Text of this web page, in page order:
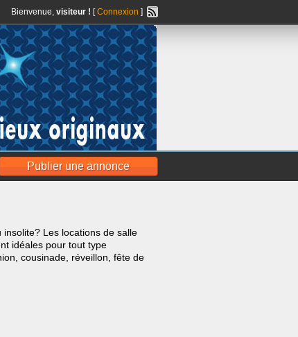
Bienvenue, visiteur ! [Connexion ]
Publier une annonce
insolite? Les locations de salle
idéales pour tout type
cousinade, réveillon, fête de